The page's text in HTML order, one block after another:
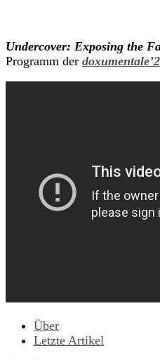
Undercover: Exposing the
Programm der
Über
Letzte Artikel